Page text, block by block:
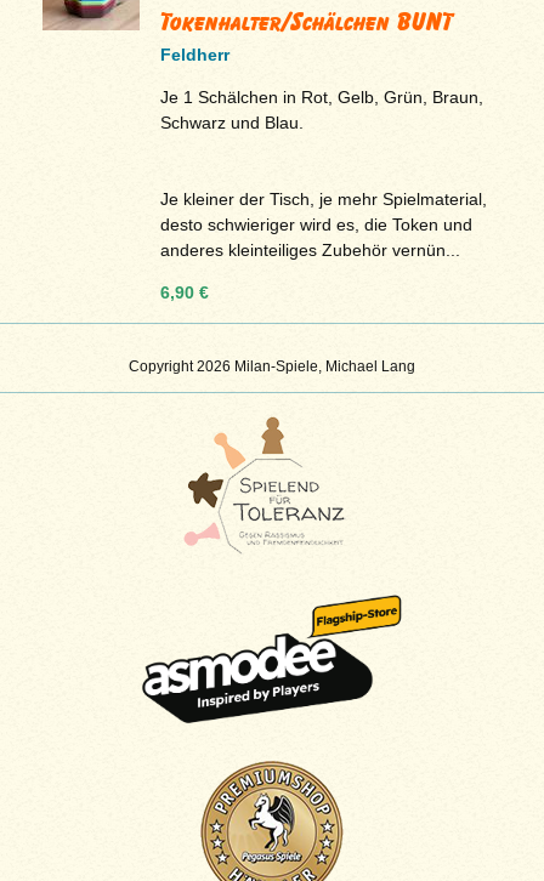
Copyright 2026 Milan-Spiele, Michael Lang
Tokenhalter/Schälchen BUNT
Feldherr
Je 1 Schälchen in Rot, Gelb, Grün, Braun,
Schwarz und Blau.
Je kleiner der Tisch, je mehr Spielmaterial,
desto schwieriger wird es, die Token und
anderes kleinteiliges Zubehör vernün...
6,90 €